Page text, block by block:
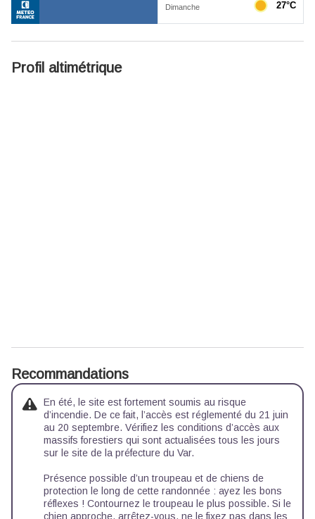
Profil altimétrique
Recommandations
En été, le site est fortement soumis au risque
d’incendie. De ce fait, l’accès est réglementé du 21 juin
au 20 septembre. Vérifiez les conditions d’accès aux
massifs forestiers qui sont actualisées tous les jours
sur le site de la préfecture du Var.
Présence possible d’un troupeau et de chiens de
protection le long de cette randonnée : ayez les bons
réflexes ! Contournez le troupeau le plus possible. Si le
chien approche, arrêtez-vous, ne le fixez pas dans les